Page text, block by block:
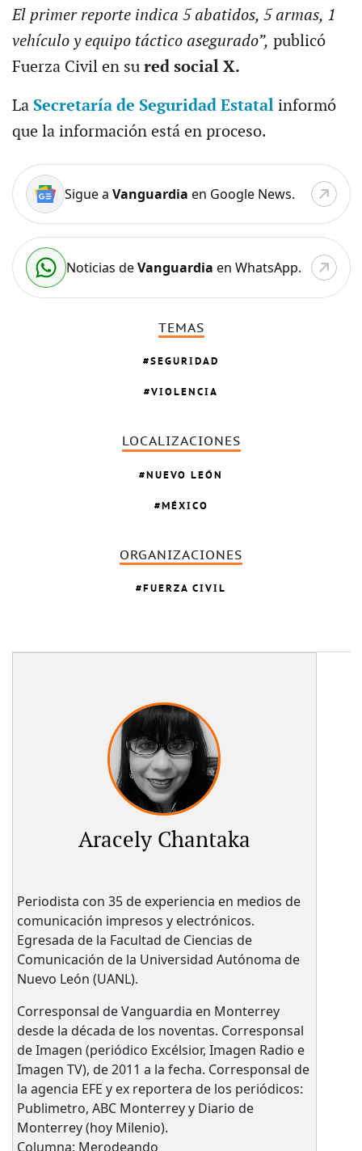
El primer reporte indica 5 abatidos, 5 armas, 1
vehículo y equipo táctico asegurado”, publicó
Fuerza Civil en su red social X.
LaSecretaría de Seguridad Estatalinformó
que la información está en proceso.
Sigue a Vanguardia en Google News.
Noticias deVanguardia en WhatsApp.
TEMAS
SEGURIDAD
VIOLENCIA
LOCALIZACIONES
NUEVO LEÓN
MÉXICO
ORGANIZACIONES
FUERZA CIVIL
Aracely Chantaka
Periodista con 35 de experiencia en medios de
comunicación impresos y electrónicos.
Egresada de la Facultad de Ciencias de
Comunicación de la Universidad Autónoma de
Nuevo León (UANL).
Corresponsal de Vanguardia en Monterrey
desde la década de los noventas. Corresponsal
de Imagen (periódico Excélsior, Imagen Radio e
Imagen TV), de 2011 a la fecha. Corresponsal de
la agencia EFE y ex reportera de los periódicos:
Publimetro, ABC Monterrey y Diario de
Monterrey (hoy Milenio).
Columna: Merodeando